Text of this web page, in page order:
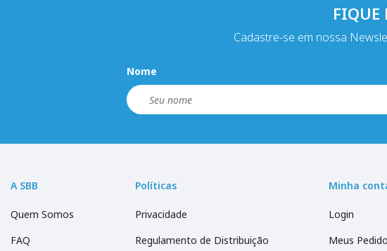
FIQUE
Cadastre-se em nossa
Nome
A SBB
Quem Somos
FAQ
Políticas
Privacidade
Regulamento de Distribuição
Minha
Login
Meus